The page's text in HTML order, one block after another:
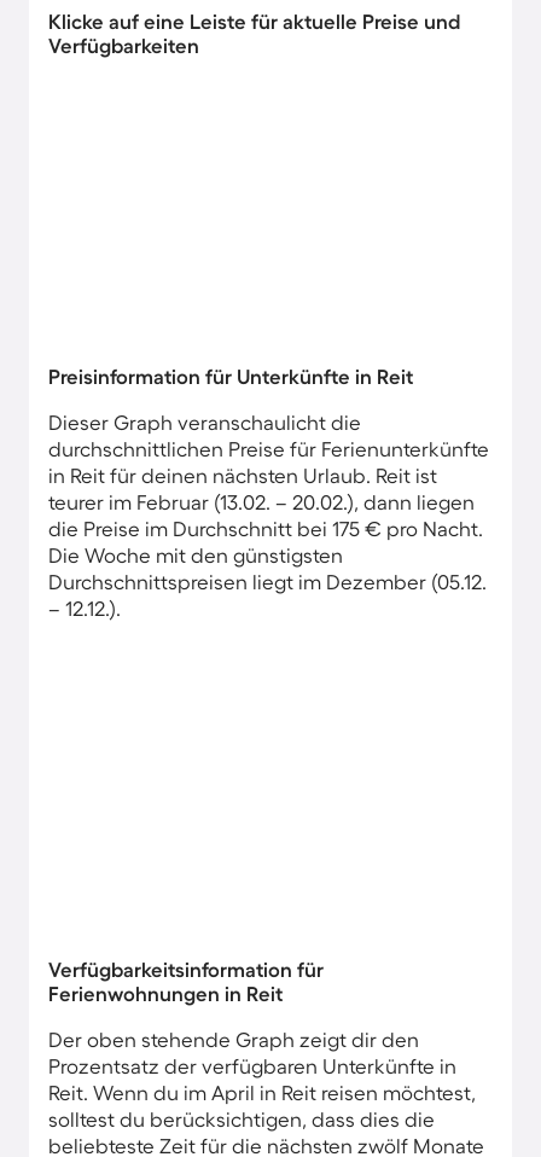
Klicke auf eine Leiste für aktuelle Preise und
Verfügbarkeiten
Preisinformation für Unterkünfte in Reit
Dieser Graph veranschaulicht die
durchschnittlichen Preise für Ferienunterkünfte
in Reit für deinen nächsten Urlaub. Reit ist
teurer im Februar (13.02. – 20.02.), dann liegen
die Preise im Durchschnitt bei 175 € pro Nacht.
Die Woche mit den günstigsten
Durchschnittspreisen liegt im Dezember (05.12.
– 12.12.).
Verfügbarkeitsinformation für
Ferienwohnungen in Reit
Der oben stehende Graph zeigt dir den
Prozentsatz der verfügbaren Unterkünfte in
Reit. Wenn du im April in Reit reisen möchtest,
solltest du berücksichtigen, dass dies die
beliebteste Zeit für die nächsten zwölf Monate